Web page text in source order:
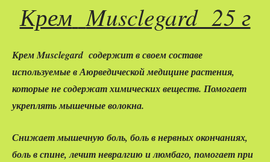
Крем Musclegard 25 г
КремMusclegard содержит в своем составе
используемые в Аюрведической медицине растения,
которые не содержат химических веществ. Помогает
укреплятьмышечныеволокна.
Снижает мышечную боль, боль в нервных окончаниях,
боль в спине, лечит невралгию и люмбаго, помогает при